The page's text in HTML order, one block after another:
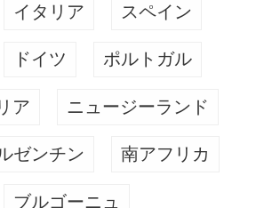
イタリア スペイン
ドイツ ポルトガル
ア ニュージーランド
ゼンチン 南アフリカ
ブルゴーニュ